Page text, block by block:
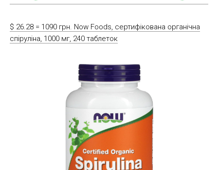
$ 26.28 = 1090 грн. Now Foods, сертифікована органічна
спіруліна, 1000 мг, 240 таблеток